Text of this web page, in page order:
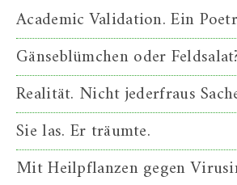
Academic Validation. Ein
Gänseblümchen oder
Realität. Nicht jederfraus
Sie las. Er träumte.
Mit Heilpflanzen gegen